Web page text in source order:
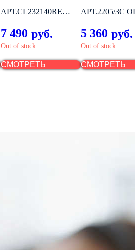
АРТ.CL232140RE
CITILUX (ДАНИЯ)
7 490 руб.
Out of stock
СМОТРЕТЬ
АРТ.2205/3C
LIGHT
5 360 руб.
Out of stock
СМОТРЕТЬ